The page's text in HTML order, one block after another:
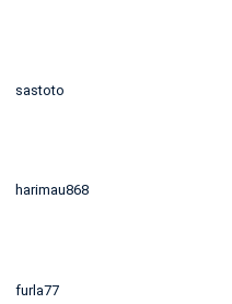
sastoto
harimau868
furla77